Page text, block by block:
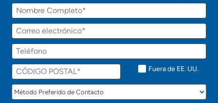
r
á
r
n
t
!
Nombre
Correo
electrónico
Teléfono
Fuera de EE. UU.